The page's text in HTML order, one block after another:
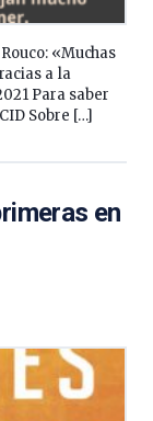
«Muchas
a la
Para saber
Sobre […]
en